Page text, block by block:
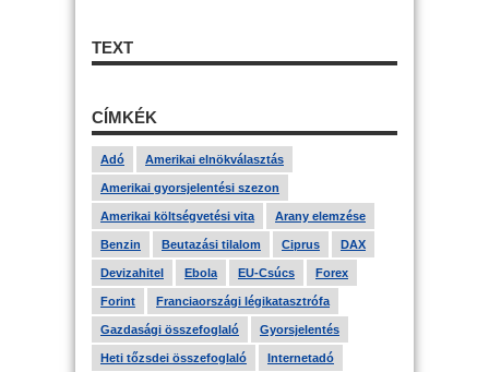
TEXT
CÍMKÉK
Adó Amerikai elnökválasztás
Amerikai gyorsjelentési szezon
Amerikai költségvetési vita Arany elemzése
Benzin Beutazási tilalom Ciprus DAX
Devizahitel Ebola EU-Csúcs Forex
Forint Franciaországi légikatasztrófa
Gazdasági összefoglaló Gyorsjelentés
Heti tőzsdei összefoglaló Internetadó